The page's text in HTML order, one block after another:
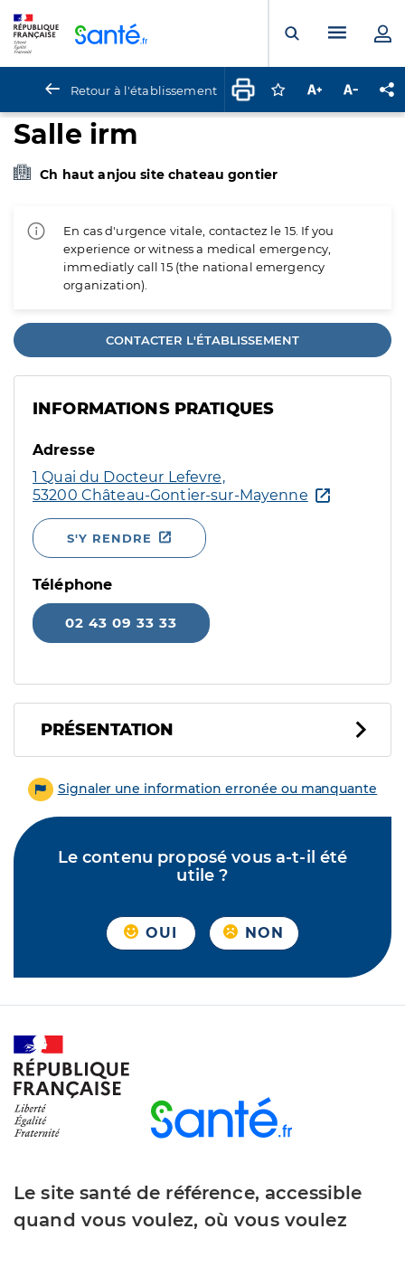
Ouvrir laMenu
Retour à l'établissement Connectez-vous
Augmenter la
Salle irm
Ch haut anjou site chateau gontier
En cas d'urgence vitale, contactez le 15. If you
experience or witness a medical emergency,
immediatly call 15 (the national emergency
organization).
CONTACTER L'ÉTABLISSEMENT
INFORMATIONS PRATIQUES
Adresse
1 Quai du Docteur Lefevre,
53200 Château-Gontier-sur-Mayenne
S'Y RENDRE
Téléphone
02 43 09 33 33
PRÉSENTATION
Signaler une information erronée ou manquante
Le contenu proposé vous a-t-il été
utile ?
OUI NON
Le site santé de référence, accessible
quand vous voulez, où vous voulez